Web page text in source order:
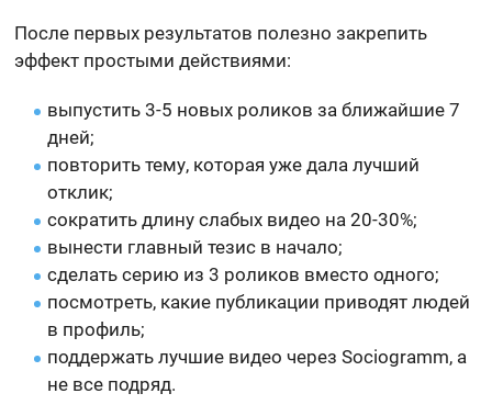
После первых результатов полезно закрепить
эффект простыми действиями:
выпустить 3-5 новых роликов за ближайшие 7
дней;
повторить тему, которая уже дала лучший
отклик;
сократить длину слабых видео на 20-30%;
вынести главный тезис в начало;
сделать серию из 3 роликов вместо одного;
посмотреть, какие публикации приводят людей
в профиль;
поддержать лучшие видео через Sociogramm, а
не все подряд.